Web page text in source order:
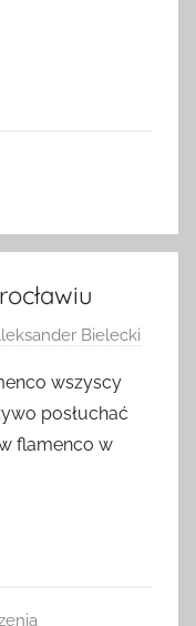
Bielecki
wszyscy
posłuchać
flamenco w